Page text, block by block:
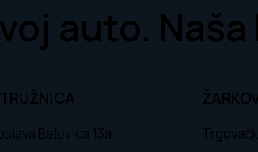
auto. Naša
Belovica 13a